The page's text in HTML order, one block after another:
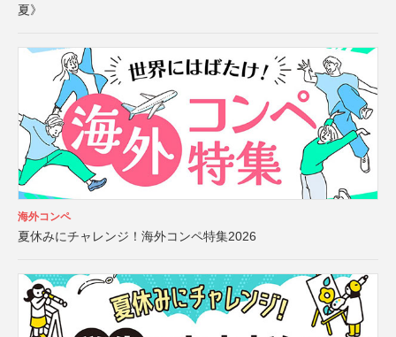
夏》
海外コンペ
夏休みにチャレンジ！海外コンペ特集2026